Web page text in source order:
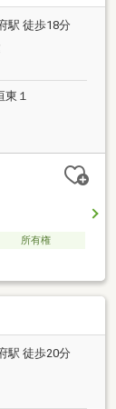
駅 徒歩18分
東１
所有権
駅 徒歩20分